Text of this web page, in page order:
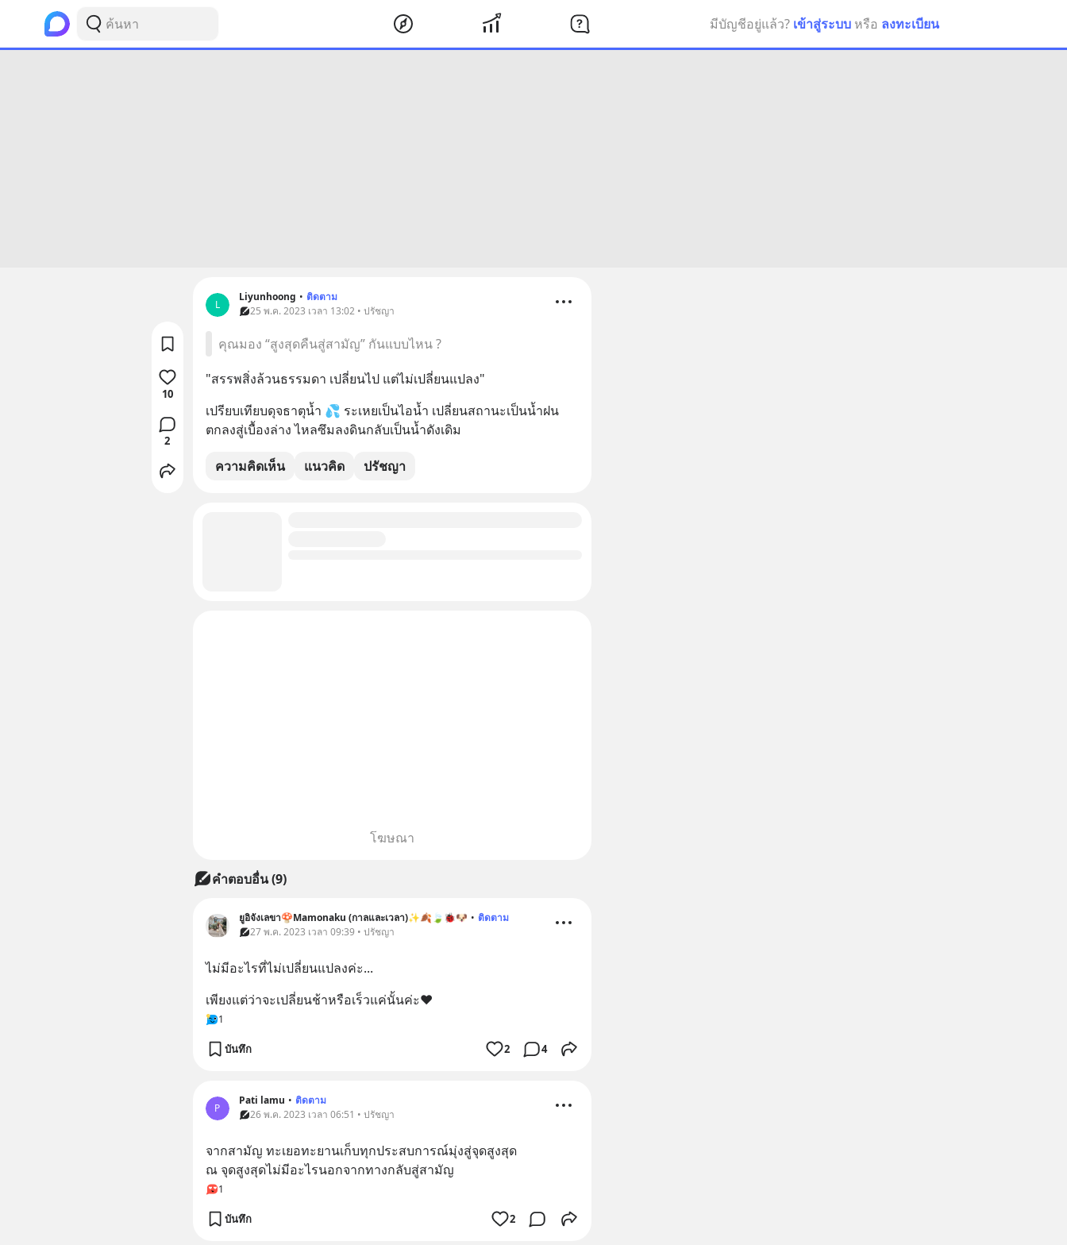
มีบัญชีอยู่แล้ว? เข้าสู่ระบบ หรือ ลงทะเบียน
L
Liyunhoong • ติดตาม
25 พ.ค. 2023 เวลา 13:02 • ปรัชญา
คุณมอง “สูงสุดคืนสู่สามัญ” กันแบบไหน ?
"สรรพสิ่งล้วนธรรมดา เปลี่ยนไป แต่ไม่เปลี่ยนแปลง"
เปรียบเทียบดุจธาตุน้ำ 💦 ระเหยเป็นไอน้ำ เปลี่ยนสถานะเป็นน้ำฝน
ตกลงสู่เบื้องล่าง ไหลซึมลงดินกลับเป็นน้ำดังเดิม
ความคิดเห็น แนวคิด ปรัชญา
10
2
โฆษณา
คำตอบอื่น(9)
ยูอิจังเลขา🍄Mamonaku (กาลและเวลา)✨🍂🍃🐞🐶 • ติดตาม
27 พ.ค. 2023 เวลา 09:39 • ปรัชญา
ไม่มีอะไรที่ไม่เปลี่ยนแปลงค่ะ...
เพียงแต่ว่าจะเปลี่ยนช้าหรือเร็วแค่นั้นค่ะ❤️
1
บันทึก 2 4
P
Pati lamu • ติดตาม
26 พ.ค. 2023 เวลา 06:51 • ปรัชญา
จากสามัญ ทะเยอทะยานเก็บทุกประสบการณ์มุ่งสู่จุดสูงสุด
ณ จุดสูงสุดไม่มีอะไรนอกจากทางกลับสู่สามัญ
1
บันทึก 2